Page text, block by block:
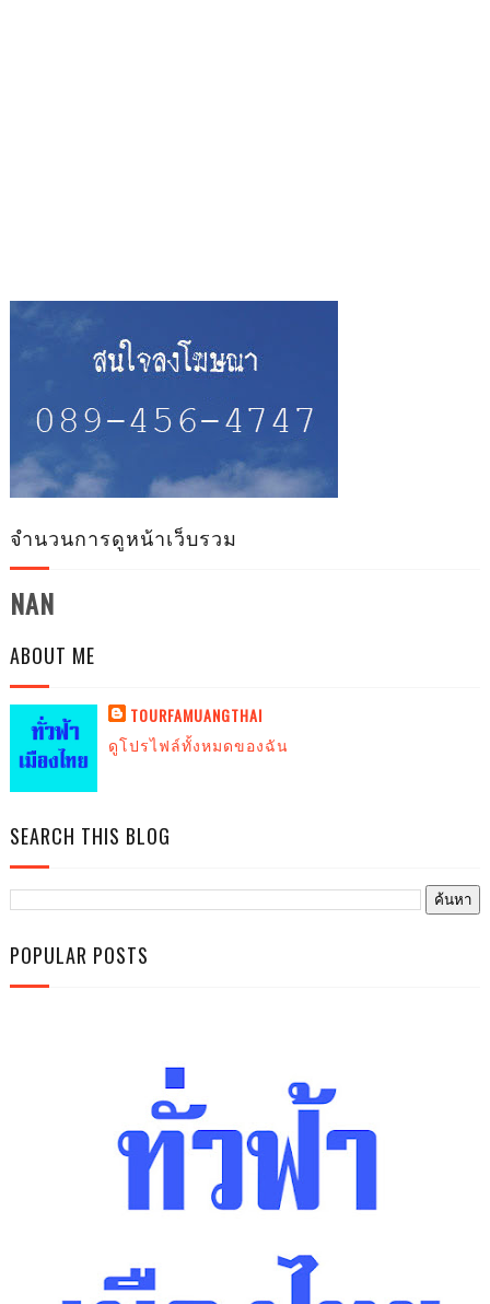
จำนวนการดูหน้าเว็บรวม
NAN
ABOUT ME
TOURFAMUANGTHAI
ดูโปรไฟล์ทั้งหมดของฉัน
SEARCH THIS BLOG
POPULAR POSTS